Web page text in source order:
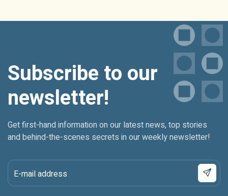
Subscribe to our
newsletter!
Get first-hand information on our latest news, top stories
and behind-the-scenes secrets in our weekly newsletter!
E-mail address